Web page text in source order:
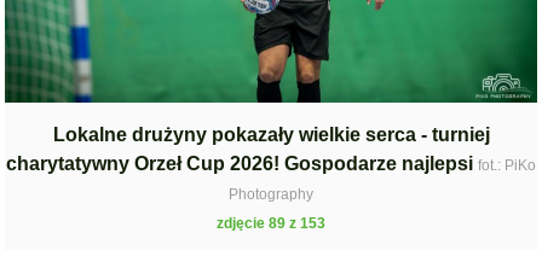
Lokalne drużyny pokazały wielkie serca - turniej
charytatywny Orzeł Cup 2026! Gospodarze najlepsi fot.: PiKo
Photography
zdjęcie 89 z 153